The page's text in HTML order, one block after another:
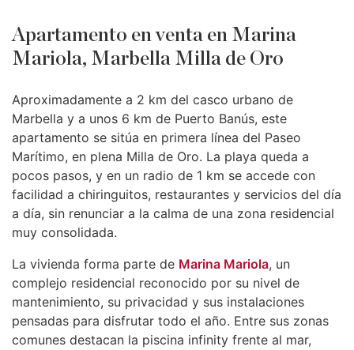
Apartamento en venta en Marina
Mariola, Marbella Milla de Oro
Aproximadamente a 2 km del casco urbano de
Marbella y a unos 6 km de Puerto Banús, este
apartamento se sitúa en primera línea del Paseo
Marítimo, en plena Milla de Oro. La playa queda a
pocos pasos, y en un radio de 1 km se accede con
facilidad a chiringuitos, restaurantes y servicios del día
a día, sin renunciar a la calma de una zona residencial
muy consolidada.
La vivienda forma parte de Marina Mariola, un
complejo residencial reconocido por su nivel de
mantenimiento, su privacidad y sus instalaciones
pensadas para disfrutar todo el año. Entre sus zonas
comunes destacan la piscina infinity frente al mar,